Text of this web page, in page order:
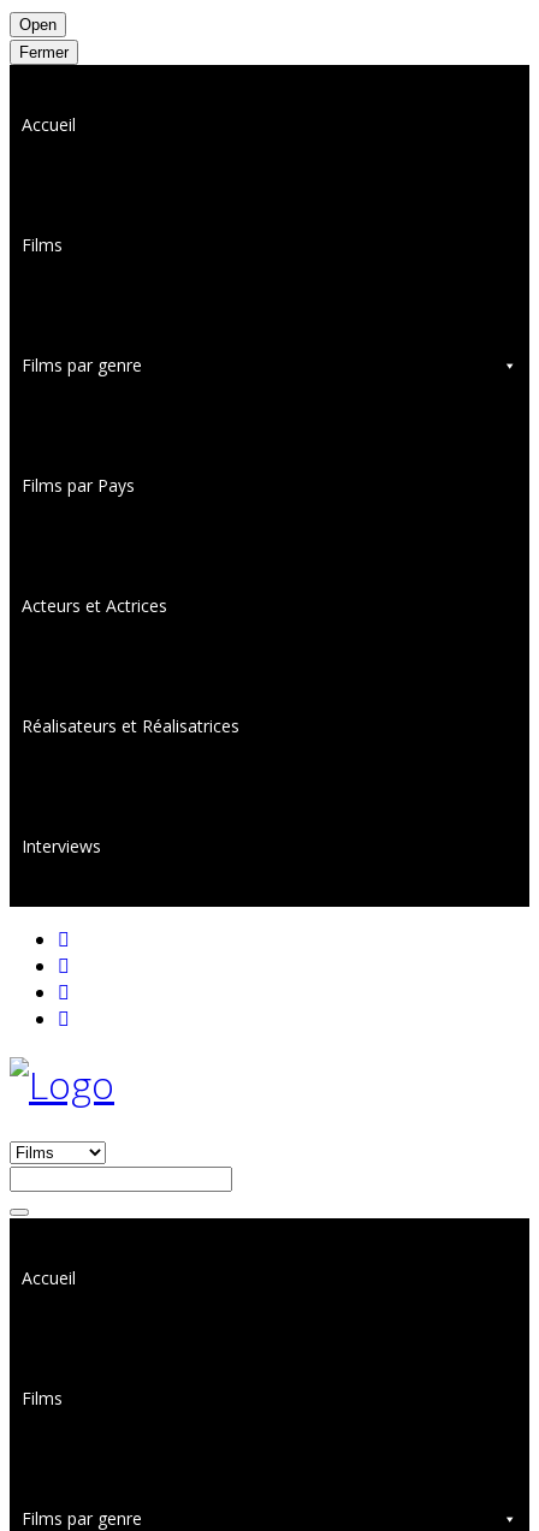
Open
Fermer
Accueil
Films
Films par genre
Films par Pays
Acteurs et Actrices
Réalisateurs et Réalisatrices
Interviews
Accueil
Films
Films par genre